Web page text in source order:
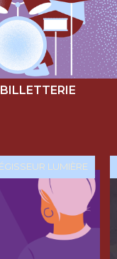
BILLETTERIE
LUMIÈRE